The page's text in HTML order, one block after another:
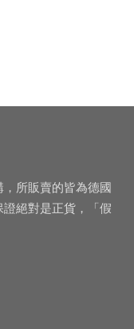
，所販賣的皆為德國
絕對是正貨，「假